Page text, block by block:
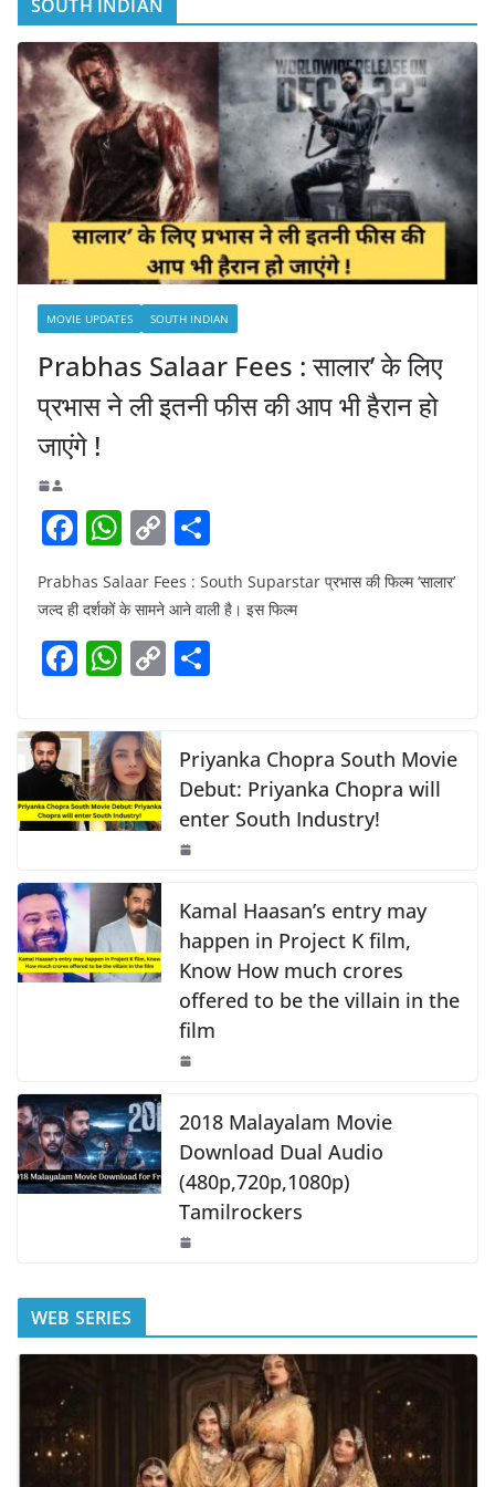
SOUTH INDIAN
MOVIE UPDATES SOUTH INDIAN
Prabhas Salaar Fees : सालार’ के लिए
प्रभास ने ली इतनी फीस की आप भी हैरान हो
जाएंगे !
F
c
e
b
o
k
W
h
at
s
A
p
C
p
y
Li
k
ar
Prabhas Salaar Fees : South Suparstar प्रभास की फिल्म ‘सालार’
जल्द ही दर्शकों के सामने आने वाली है। इस फिल्म
F
c
e
b
o
o
k
W
at
s
A
p
p
C
y
Li
n
k
e
Priyanka Chopra South Movie
Debut: Priyanka Chopra will
enter South Industry!
Kamal Haasan’s entry may
happen in Project K film,
Know How much crores
offered to be the villain in the
film
2018 Malayalam Movie
Download Dual Audio
(480p,720p,1080p)
Tamilrockers
WEB SERIES